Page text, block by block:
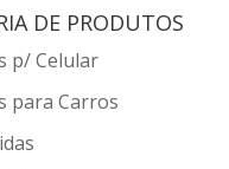
DE PRODUTOS
p/ Celular
para Carros